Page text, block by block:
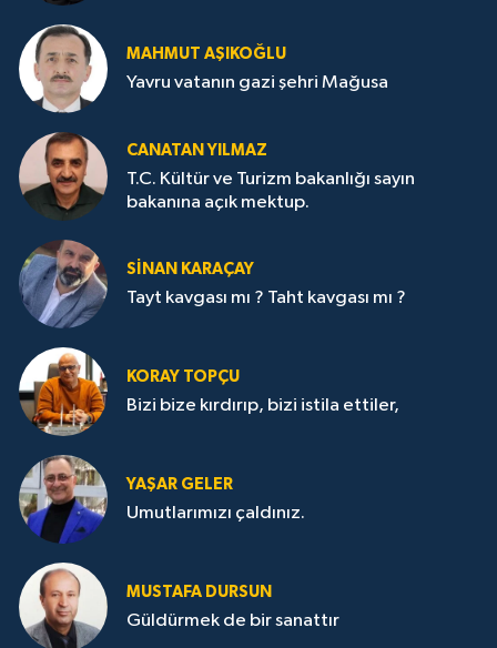
MAHMUT AŞIKOĞLU
Yavru vatanın gazi şehri Mağusa
CANATAN YILMAZ
T.C. Kültür ve Turizm bakanlığı sayın
bakanına açık mektup.
SİNAN KARAÇAY
Tayt kavgası mı ? Taht kavgası mı ?
KORAY TOPÇU
Bizi bize kırdırıp, bizi istila ettiler,
YAŞAR GELER
Umutlarımızı çaldınız.
MUSTAFA DURSUN
Güldürmek de bir sanattır